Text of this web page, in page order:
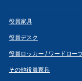
役員家具
役員デスク
役員ロッカー / ワードロー
その他役員家具